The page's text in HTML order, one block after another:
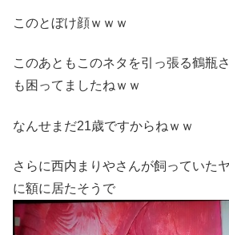
このとぼけ顔ｗｗｗ
このあともこのネタを引っ張る鶴瓶
も困ってましたねｗｗ
なんせまだ21歳ですからねｗｗ
さらに西内まりやさんが飼っていた
に額に居たそうで